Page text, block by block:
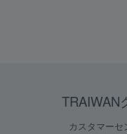
TRAIWAN
カスタマー